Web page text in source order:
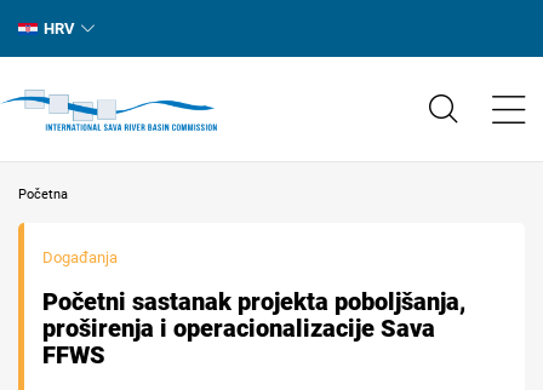
HRV
Početna
Događanja
Početni sastanak projekta poboljšanja,
proširenja i operacionalizacije Sava
FFWS